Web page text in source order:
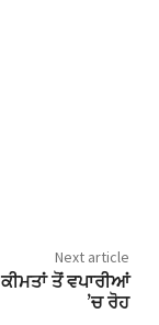
Next article
ਤੋਂ ਵਪਾਰੀਆਂ
’ਚ ਰੋਹ